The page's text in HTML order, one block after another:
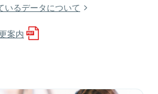
いるデータについて
案内